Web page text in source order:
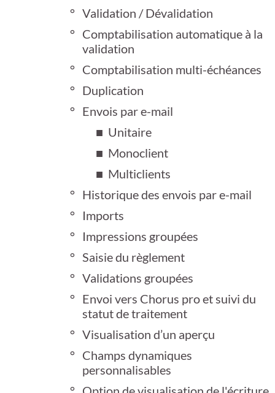
Validation / Dévalidation
Comptabilisation automatique à la
validation
Comptabilisation multi-échéances
Duplication
Envois par e-mail
Unitaire
Monoclient
Multiclients
Historique des envois par e-mail
Imports
Impressions groupées
Saisie du règlement
Validations groupées
Envoi vers Chorus pro et suivi du
statut de traitement
Visualisation d’un aperçu
Champs dynamiques
personnalisables